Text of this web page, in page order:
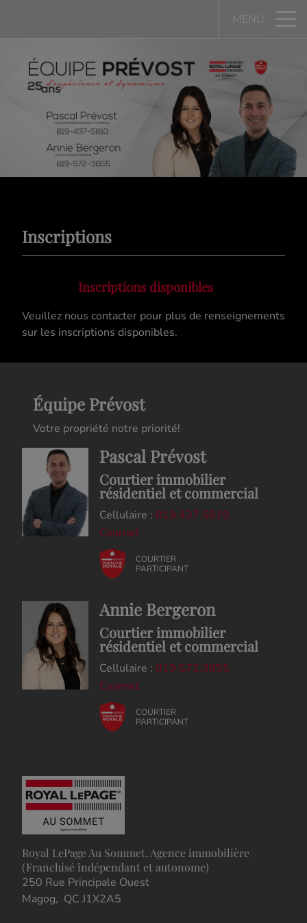
MENU
Inscriptions
Inscriptions disponibles
Veuillez nous contacter pour plus de renseignements
sur les inscriptions disponibles.
Équipe Prévost
Votre propriété notre priorité!
Pascal Prévost
Courtier immobilier
résidentiel et commercial
Cellulaire : 819.437.5810
Courriel
COURTIER
PARTICIPANT
Annie Bergeron
Courtier immobilier
résidentiel et commercial
Cellulaire : 819.572.3855
Courriel
COURTIER
PARTICIPANT
Royal LePage Au Sommet, Agence immobilière
(Franchisé indépendant et autonome)
250 Rue Principale Ouest
Magog, QC J1X2A5